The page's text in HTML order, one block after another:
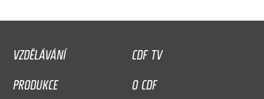
VZDĚLÁVÁNÍ
CDF TV
PRODUKCE
O CDF